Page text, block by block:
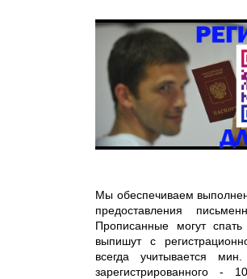
Мы обеспечиваем
предоставления
Прописанные могут
выпишут с
всегда учитывается
зарегистрированного